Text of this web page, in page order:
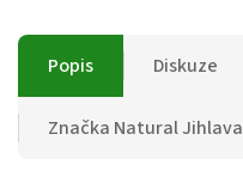
Popis Diskuze
Značka Natural Jihlava